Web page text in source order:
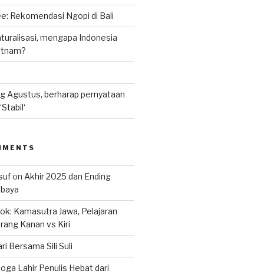
Rekomendasi Ngopi di Bali
mengapa Indonesia
Agustus, berharap pernyataan
on Akhir 2025 dan Ending
Kamasutra Jawa, Pelajaran
Kanan vs Kiri
Bersama Sili Suli
Lahir Penulis Hebat dari